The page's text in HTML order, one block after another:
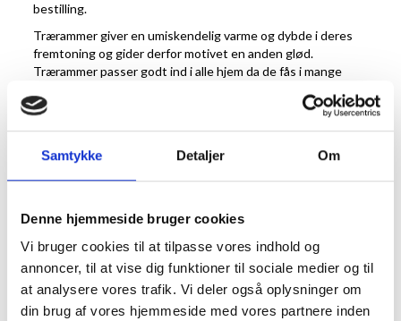
Samtykke Detaljer Om
Denne hjemmeside bruger cookies
Vi bruger cookies til at tilpasse vores indhold og
annoncer, til at vise dig funktioner til sociale medier og til
at analysere vores trafik. Vi deler også oplysninger om
din brug af vores hjemmeside med vores partnere inden
bestilling.
Trærammer giver en umiskendelig varme og dybde i deres
fremtoning og gider derfor motivet en anden glød.
Trærammer passer godt ind i alle hjem da de fås i mange
Træ er et levende materiale og derfor får man også en
ramme der vil ændre sig over tid og blive til en del af
hjemmet, mere end blot en genstand man hænger op. I
lak der beskytter dem, men kun så meget at de stadig
bebiholder den naturlige glød man får fra træ.
Vores rammer i rent træ kan faktisk også anvendes til
bejdse eller maling hvis man er ude efter at give rammen et